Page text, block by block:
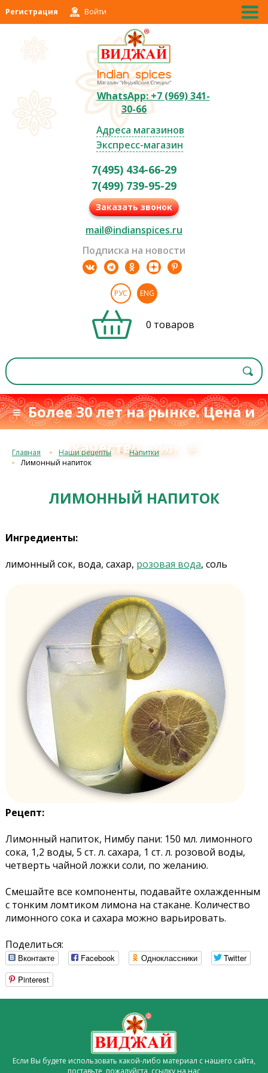
Регистрация Войти
WhatsApp: +7 (969) 341-
30-66
Адреса магазинов
Экспресс-магазин
7(495) 434-66-29
7(499) 739-95-29
Заказать звонок
mail@indianspices.ru
Подписка на новости
РУС ENG
0 товаров
≡ Более 30 лет на рынке. Цена и
качествос 1993 г. ≡
Главная Наши рецепты
Напитки
Лимонный напиток
ЛИМОННЫЙ НАПИТОК
Ингредиенты:
лимонный сок, вода, сахар, розовая вода, соль
Рецепт:
Лимонный напиток, Нимбу пани: 150 мл. лимонного
сока, 1,2 воды, 5 ст. л. сахара, 1 ст. л. розовой воды,
четверть чайной ложки соли, по желанию.
Смешайте все компоненты, подавайте охлажденным
с тонким ломтиком лимона на стакане. Количество
лимонного сока и сахара можно варьировать.
Поделиться:
Вконтакте Facebook Одноклассники
Twitter
Pinterest
Если Вы будете использовать какой-либо материал с нашего сайта,